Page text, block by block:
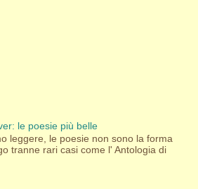
le poesie più belle
leggere, le poesie non sono la forma
tranne rari casi come l' Antologia di